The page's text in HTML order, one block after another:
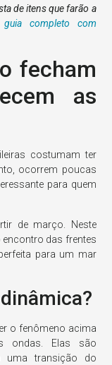
de itens que farão a
guia completo com
fecham
as
costumam ter
ocorrem poucas
para quem
de março. Neste
das frentes
para um mar
o fenômeno acima
ondas. Elas são
uma transição do